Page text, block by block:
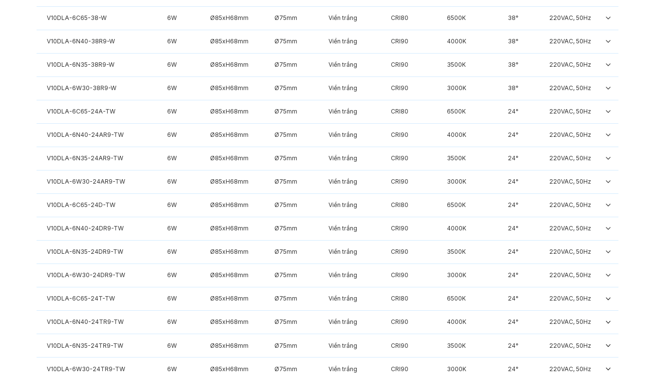
V10DLA-6C65-38-W 6W Ø85xH68mm Ø75mm Viền trắng CRI80 6500K 38° 220VAC, 50Hz
V10DLA-6N40-38R9-W 6W Ø85xH68mm Ø75mm Viền trắng CRI90 4000K 38° 220VAC, 50Hz
V10DLA-6N35-38R9-W 6W Ø85xH68mm Ø75mm Viền trắng CRI90 3500K 38° 220VAC, 50Hz
V10DLA-6W30-38R9-W 6W Ø85xH68mm Ø75mm Viền trắng CRI90 3000K 38° 220VAC, 50Hz
V10DLA-6C65-24A-TW 6W Ø85xH68mm Ø75mm Viền trắng CRI80 6500K 24° 220VAC, 50Hz
V10DLA-6N40-24AR9-TW 6W Ø85xH68mm Ø75mm Viền trắng CRI90 4000K 24° 220VAC, 50Hz
V10DLA-6N35-24AR9-TW 6W Ø85xH68mm Ø75mm Viền trắng CRI90 3500K 24° 220VAC, 50Hz
V10DLA-6W30-24AR9-TW 6W Ø85xH68mm Ø75mm Viền trắng CRI90 3000K 24° 220VAC, 50Hz
V10DLA-6C65-24D-TW 6W Ø85xH68mm Ø75mm Viền trắng CRI80 6500K 24° 220VAC, 50Hz
V10DLA-6N40-24DR9-TW 6W Ø85xH68mm Ø75mm Viền trắng CRI90 4000K 24° 220VAC, 50Hz
V10DLA-6N35-24DR9-TW 6W Ø85xH68mm Ø75mm Viền trắng CRI90 3500K 24° 220VAC, 50Hz
V10DLA-6W30-24DR9-TW 6W Ø85xH68mm Ø75mm Viền trắng CRI90 3000K 24° 220VAC, 50Hz
V10DLA-6C65-24T-TW 6W Ø85xH68mm Ø75mm Viền trắng CRI80 6500K 24° 220VAC, 50Hz
V10DLA-6N40-24TR9-TW 6W Ø85xH68mm Ø75mm Viền trắng CRI90 4000K 24° 220VAC, 50Hz
V10DLA-6N35-24TR9-TW 6W Ø85xH68mm Ø75mm Viền trắng CRI90 3500K 24° 220VAC, 50Hz
V10DLA-6W30-24TR9-TW 6W Ø85xH68mm Ø75mm Viền trắng CRI90 3000K 24° 220VAC, 50Hz